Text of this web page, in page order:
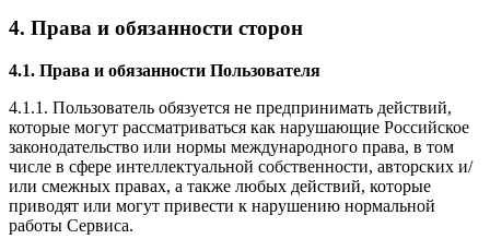
4. Права и обязанности сторон
4.1. Права и обязанности Пользователя
4.1.1. Пользователь обязуется не предпринимать действий,
которые могут рассматриваться как нарушающие Российское
законодательство или нормы международного права, в том
числе в сфере интеллектуальной собственности, авторских и/
или смежных правах, а также любых действий, которые
приводят или могут привести к нарушению нормальной
работы Сервиса.